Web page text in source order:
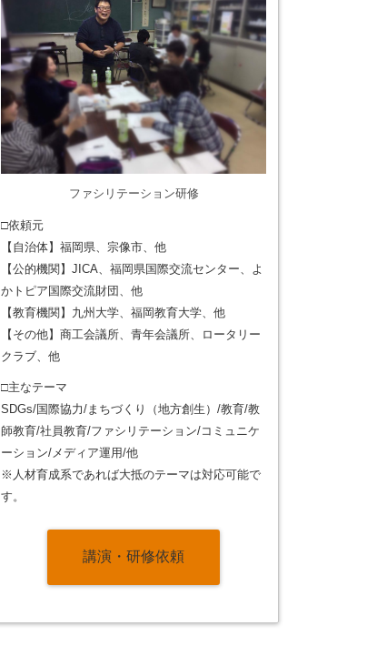
ファシリテーション研修
□依頼元
【自治体】福岡県、宗像市、他
【公的機関】JICA、福岡県国際交流センター、よ
かトピア国際交流財団、他
【教育機関】九州大学、福岡教育大学、他
【その他】商工会議所、青年会議所、ロータリー
クラブ、他
□主なテーマ
SDGs/国際協力/まちづくり（地方創生）/教育/教
師教育/社員教育/ファシリテーション/コミュニケ
ーション/メディア運用/他
※人材育成系であれば大抵のテーマは対応可能で
す。
講演・研修依頼